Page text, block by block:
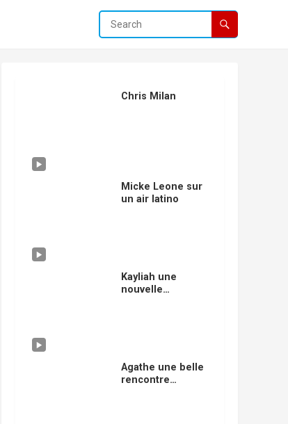
Chris Milan
Micke Leone sur
un air latino
Kayliah une
nouvelle
Agathe une belle
rencontre